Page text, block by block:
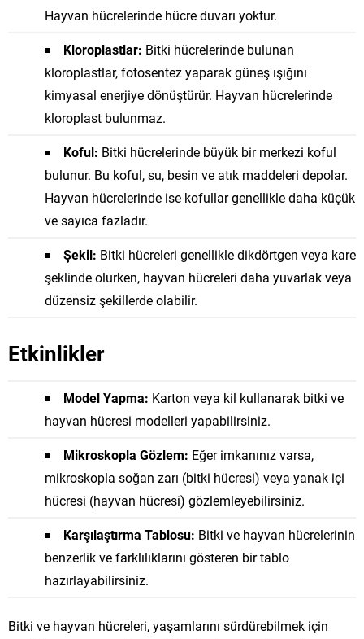
Hayvan hücrelerinde hücre duvarı yoktur.
Kloroplastlar: Bitki hücrelerinde bulunan
kloroplastlar, fotosentez yaparak güneş ışığını
kimyasal enerjiye dönüştürür. Hayvan hücrelerinde
kloroplast bulunmaz.
Koful: Bitki hücrelerinde büyük bir merkezi koful
bulunur. Bu koful, su, besin ve atık maddeleri depolar.
Hayvan hücrelerinde ise kofullar genellikle daha küçük
ve sayıca fazladır.
Şekil: Bitki hücreleri genellikle dikdörtgen veya kare
şeklinde olurken, hayvan hücreleri daha yuvarlak veya
düzensiz şekillerde olabilir.
Etkinlikler
Model Yapma: Karton veya kil kullanarak bitki ve
hayvan hücresi modelleri yapabilirsiniz.
Mikroskopla Gözlem: Eğer imkanınız varsa,
mikroskopla soğan zarı (bitki hücresi) veya yanak içi
hücresi (hayvan hücresi) gözlemleyebilirsiniz.
Karşılaştırma Tablosu: Bitki ve hayvan hücrelerinin
benzerlik ve farklılıklarını gösteren bir tablo
hazırlayabilirsiniz.
Bitki ve hayvan hücreleri, yaşamlarını sürdürebilmek için